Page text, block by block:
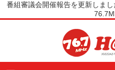
番組審議会開催報告を更新しま